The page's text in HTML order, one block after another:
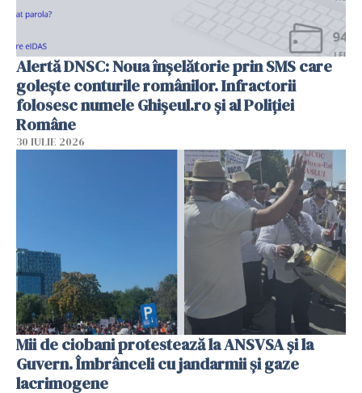
Alertă DNSC: Noua înșelătorie prin SMS care
golește conturile românilor. Infractorii
folosesc numele Ghișeul.ro și al Poliției
Române
30 IULIE 2026
Mii de ciobani protestează la ANSVSA și la
Guvern. Îmbrânceli cu jandarmii și gaze
lacrimogene